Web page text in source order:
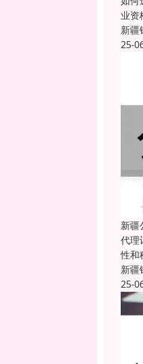
业资
新疆
25-
新疆
代理
性和
新疆
25-